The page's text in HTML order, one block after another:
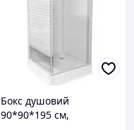
Бокс душовий
90*90*195 см,